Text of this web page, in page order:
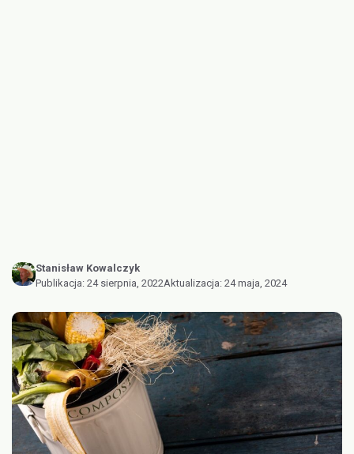
Stanisław Kowalczyk
Publikacja: 24 sierpnia, 2022Aktualizacja: 24 maja, 2024